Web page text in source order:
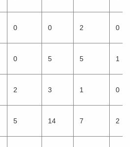
0 0 2 0
0 5 5 1
2 3 1 0
5 14 7 2